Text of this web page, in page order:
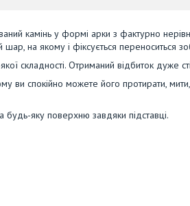
камінь у формі арки з фактурно
на якому і фіксується переноситься
складності. Отриманий відбиток дуже
ви спокійно можете його протирати,
будь-яку поверхню завдяки підставці.